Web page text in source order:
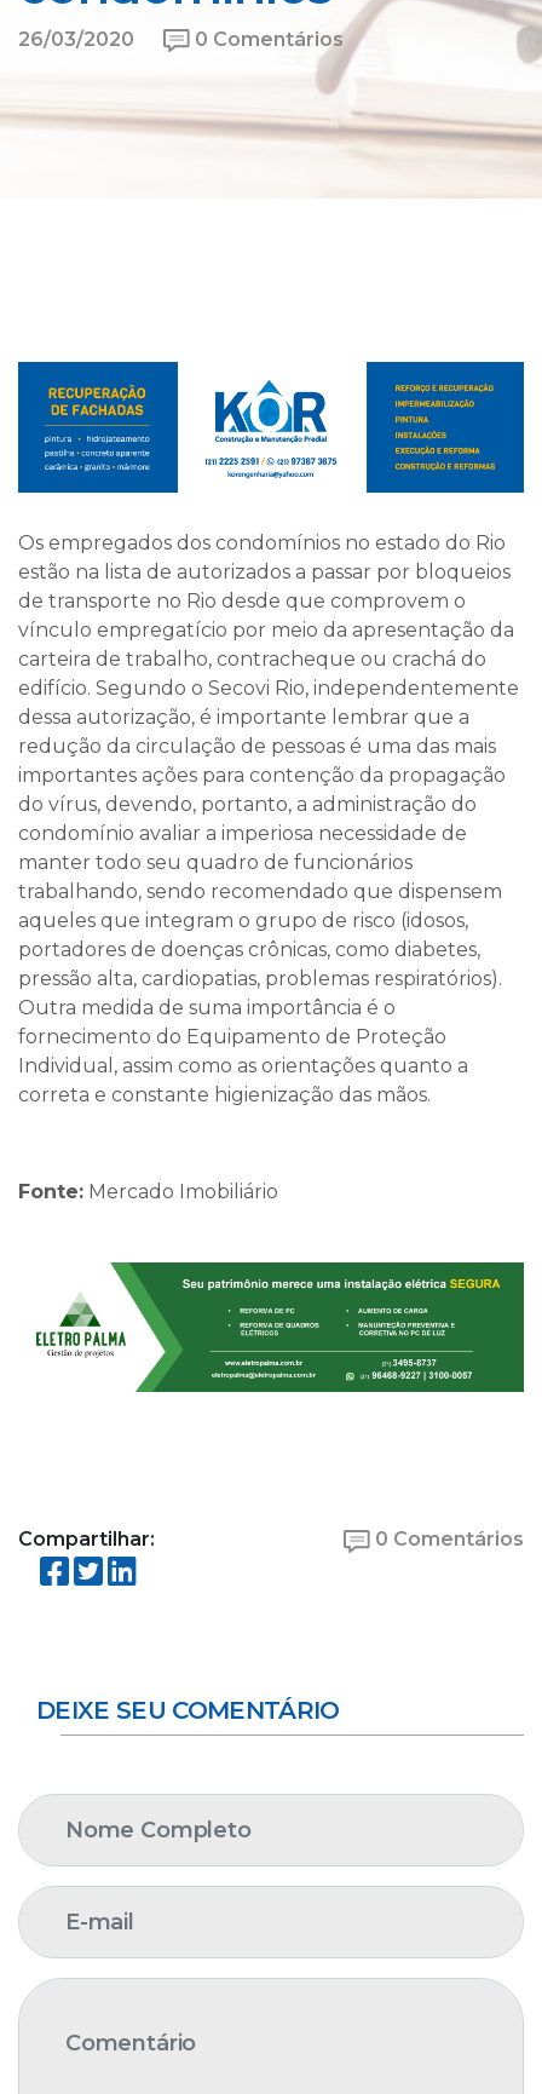
26/03/2020 0 Comentários
Os empregados dos condomínios no estado do Rio
estão na lista de autorizados a passar por bloqueios
de transporte no Rio desde que comprovem o
vínculo empregatício por meio da apresentação da
carteira de trabalho, contracheque ou crachá do
edifício. Segundo o Secovi Rio, independentemente
dessa autorização, é importante lembrar que a
redução da circulação de pessoas é uma das mais
importantes ações para contenção da propagação
do vírus, devendo, portanto, a administração do
condomínio avaliar a imperiosa necessidade de
manter todo seu quadro de funcionários
trabalhando, sendo recomendado que dispensem
aqueles que integram o grupo de risco (idosos,
portadores de doenças crônicas, como diabetes,
pressão alta, cardiopatias, problemas respiratórios).
Outra medida de suma importância é o
fornecimento do Equipamento de Proteção
Individual, assim como as orientações quanto a
correta e constante higienização das mãos.
Fonte: Mercado Imobiliário
Compartilhar: 0 Comentários
DEIXE SEU COMENTÁRIO